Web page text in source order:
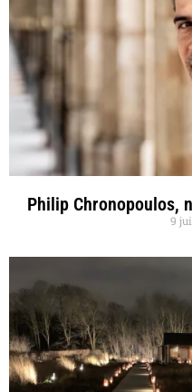
Philip Chronopoulos,
9